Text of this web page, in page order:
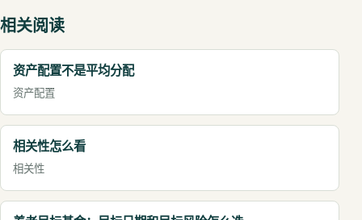
相关阅读
资产配置不是平均分配
资产配置
相关性怎么看
相关性